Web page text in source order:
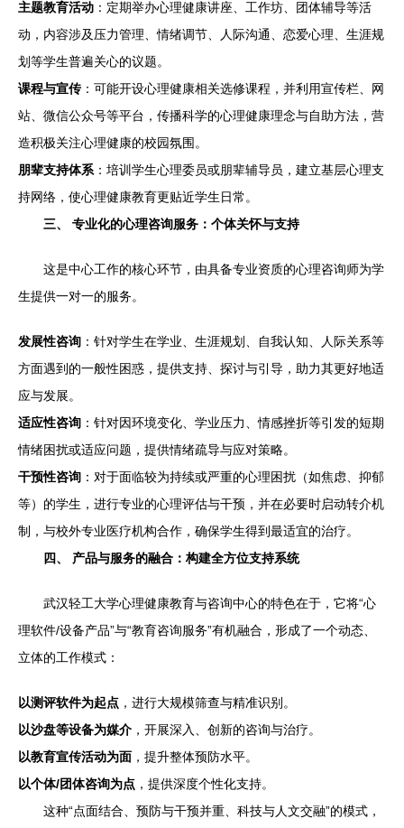
主题教育活动 ：定期举办心理健康讲座、工作坊、团体辅导等活
动，内容涉及压力管理、情绪调节、人际沟通、恋爱心理、生涯规
划等学生普遍关心的议题。
课程与宣传 ：可能开设心理健康相关选修课程，并利用宣传栏、网
站、微信公众号等平台，传播科学的心理健康理念与自助方法，营
造积极关注心理健康的校园氛围。
朋辈支持体系：培训学生心理委员或朋辈辅导员，建立基层心理支
持网络，使心理健康教育更贴近学生日常。
三、 专业化的心理咨询服务：个体关怀与支持
这是中心工作的核心环节，由具备专业资质的心理咨询师为学
生提供一对一的服务。
发展性咨询 ：针对学生在学业、生涯规划、自我认知、人际关系等
方面遇到的一般性困惑，提供支持、探讨与引导，助力其更好地适
应与发展。
适应性咨询 ：针对因环境变化、学业压力、情感挫折等引发的短期
情绪困扰或适应问题，提供情绪疏导与应对策略。
干预性咨询 ：对于面临较为持续或严重的心理困扰（如焦虑、抑郁
等）的学生，进行专业的心理评估与干预，并在必要时启动转介机
制，与校外专业医疗机构合作，确保学生得到最适宜的治疗。
四、 产品与服务的融合：构建全方位支持系统
武汉轻工大学心理健康教育与咨询中心的特色在于，它将“心
理软件/设备产品”与“教育咨询服务”有机融合，形成了一个动态、
立体的工作模式：
以测评软件为起点 ，进行大规模筛查与精准识别。
以沙盘等设备为媒介 ，开展深入、创新的咨询与治疗。
以教育宣传活动为面 ，提升整体预防水平。
以个体/团体咨询为点 ，提供深度个性化支持。
这种“点面结合、预防与干预并重、科技与人文交融”的模式，